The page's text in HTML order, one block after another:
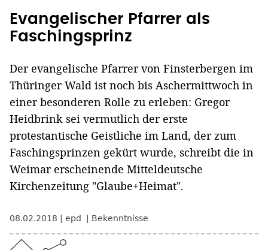
Evangelischer Pfarrer als
Faschingsprinz
Der evangelische Pfarrer von Finsterbergen im
Thüringer Wald ist noch bis Aschermittwoch in
einer besonderen Rolle zu erleben: Gregor
Heidbrink sei vermutlich der erste
protestantische Geistliche im Land, der zum
Faschingsprinzen gekürt wurde, schreibt die in
Weimar erscheinende Mitteldeutsche
Kirchenzeitung "Glaube+Heimat".
08.02.2018 epd Bekenntnisse